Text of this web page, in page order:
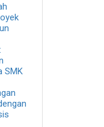
SMK